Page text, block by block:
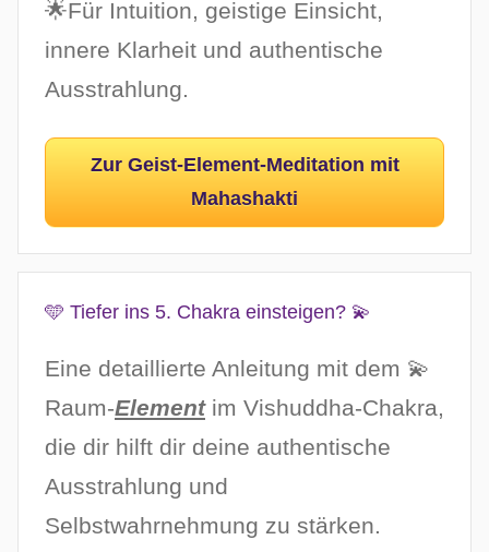
🌟Für Intuition, geistige Einsicht,
innere Klarheit und authentische
Ausstrahlung.
Zur Geist-Element-Meditation mit
Mahashakti
🩵 Tiefer ins 5. Chakra einsteigen? 💫
Eine detaillierte Anleitung mit dem 💫
Raum-Elementim Vishuddha-Chakra,
die dir hilft dir deine authentische
Ausstrahlung und
Selbstwahrnehmung zu stärken.